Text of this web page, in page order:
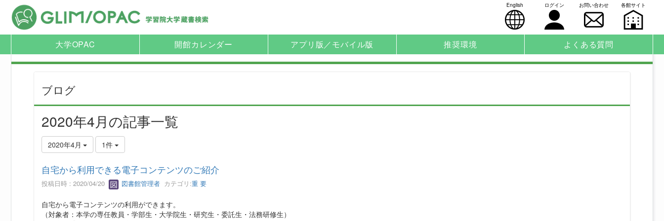
English ログイン お問い合わせ 各館サイト
大学OPAC 開館カレンダー アプリ版／モバイル版 推奨環境 よくある質問
ブログ
2020年4月の記事一覧
2020年4月 1件
自宅から利用できる電子コンテンツのご紹介
投稿日時 : 2020/04/20 図書館管理者 カテゴリ:重 要
自宅から電子コンテンツの利用ができます。
（対象者：本学の専任教員・学部生・大学院生・研究生・委託生・法務研修生）